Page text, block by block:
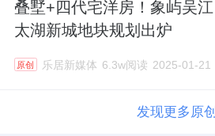
叠墅+四代宅洋房！象屿吴江
太湖新城地块规划出炉
原创 乐居新媒体 6.3w阅读 2025-01-21
发现更多原创